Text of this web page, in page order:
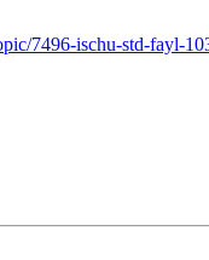
7496-ischu-std-fayl-